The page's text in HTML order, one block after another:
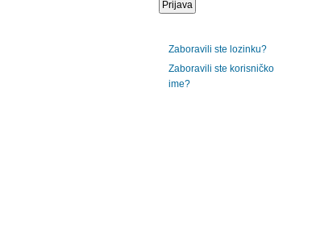
Zaboravili ste lozinku?
Zaboravili ste korisničko
ime?